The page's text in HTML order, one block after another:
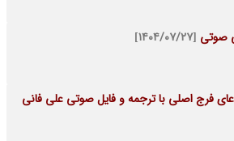
صوتی [۱۴۰۴/۰۷/۲۷]
فرج اصلی با ترجمه و فایل صوتی علی فانی